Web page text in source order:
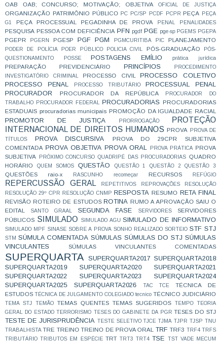
OAB OAB; CONCURSO; MOTIVAÇÃO; OBJETIVA OFICIAL DE JUSTIÇA
ORGANIZAÇÃO PATRIMÔNIO PÚBLICO PC PC/SP PCDF PCPR PEÇA
PEÇA
G1
PEÇA PROCESSUAL PEGADINHA DE PROVA PENAL PENALIDADES
PESQUISA PESSOA COM DEFICIÊNCIA PFN pgdf PGE pge-sp PGEMS PGEPA
PGEPR PGERN PGESP PGF PGM PGMCURITIBA PIC PLANEJAMENTO
PODER DE POLÍCIA POER PÚBLICO POLICIA CIVIL PÓS-GRADUAÇÃO
PÓS-
QUESTIONAMENTO
POSSE POSTAGENS EMÍLIO prática jurídica
PREPARAÇÃO PREVIDENCIÁRIO PRINCÍPIOS
PROCEDIMENTO
INVESTIGATÓRIO CRIMINAL
PROCESSO CIVIL
PROCESSO COLETIVO
PROCESSO PENAL
PROCESSO TRIBUTÁRIO
PROCESSUAL PENAL
PROCURADOR
PROCURADOR DA REPÚBLICA
PROCURADOR DO
TRABALHO
PROCURADOR FEDERAL PROCURADORIAS PROCURADORIAS
ESTADUAIS procuradorias municipais PROMOÇÃO DA IGUALDADE RACIAL
PROMOTOR DE JUSTIÇA PRORROGAÇÃO
PROTEÇÃO
INTERNACIONAL DE DIREITOS HUMANOS PROVA
PROVA DE
TÍTULOS
PROVA DISCURSIVA
PROVA DO 29CPR SUBJETIVA
COMENTADA PROVA OBJETIVA PROVA ORAL PROVA PRÁTICA PROVA
SUBJETIVA
PRÓXIMO CONCURSO QUADRIPÉ DAS PROCURADORIAS
QUADRO
HORÁRIO
QUEM SOMOS QUESTÃO QUESTÃO 1 QUESTÃO 2 QUESTÃO 3
QUESTÕES raio-x RASCUNHO recomeçar RECURSOS REFÚGIO
REPERCUSSÃO GERAL REPETITIVOS REPROVAÇÕES
RESOLUÇÃO
RESOLUÇÃO 29º CPR
RESOLUÇÃO CNMP RESPOSTA RESUMO RETA FINAL
REVISÃO ROTEIRO DE ESTUDOS ROTINA RUMO A APROVAÇÃO SAIU O
EDITAL
SANTO GRAAL SEGUNDA FASE SERVIDORES
SERVIDORES
PÚBLICOS SIMULADO SIMULADO AGU SIMULADO DE INFORMATIVO
SIMULADO MPF SINASE SOBRE A PROVA SONHO REALIZADO SORTEIO STF STJ
STM SÚMULA COMENTADA SÚMULAS SÚMULAS DO STJ SÚMULAS
VINCULANTES
SÚMULAS VINCULANTES COMENTADAS
SUPERQUARTA SUPERQUARTA2017 SUPERQUARTA2018
SUPERQUARTA2019
SUPERQUARTA2020
SUPERQUARTA2021
SUPERQUARTA2022
SUPERQUARTA2023
SUPERQUARTA2024
SUPERQUARTA2025
SUPERQUARTA2026 TAC TCE
TÉCNICA DE
ESTUDOS TÉCNICA DE JULGAMENTO COLEGIADO tecnico TÉCNICO JUDICIÁRIO
TEMA STJ TEMÃO TEMAS QUENTES TEMAS SUGERIDOS TEMPO
TEORIA
GERAL DO ESTADO TERRORISMO TESES DO GABINETE DA PGR TESES DO STJ
TESTE DE JURISPRUDÊNCIA TESTE SELETIVO TJCE TJMA TJPR TJSP TNU
TRABALHISTA TRE TREINO TREINO DE PROVA ORAL TRF TRF3 TRF4 TRFS
TRIBUTÁRIO TRIBUTOS EM ESPÉCIE TRT TRT3 TRT4 TSE TST VADE MECUM